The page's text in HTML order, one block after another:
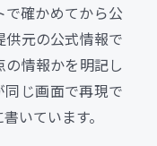
で確かめてから公
供元の公式情報で
情報かを明記し
同じ画面で再現で
いています。